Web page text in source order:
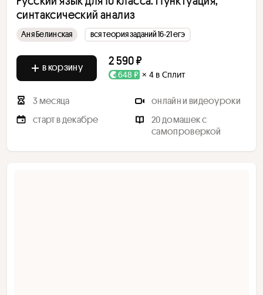
синтаксический анализ
Аня Белинская вся теория заданий 16-21 егэ
в корзину 2 590 ₽
648 ₽ × 4 в Сплит
3 месяца
онлайн и видеоуроки
старт в декабре
20 домашек с
самопроверкой